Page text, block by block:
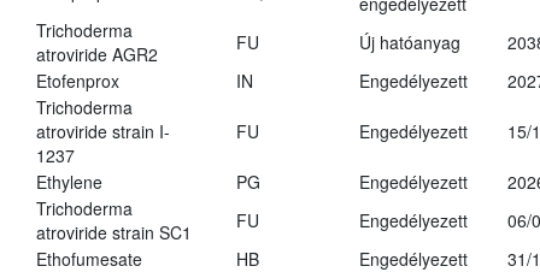
Trichoderma
atroviride AGR2
FU Új hatóanyag
Etofenprox
IN Engedélyezett
Trichoderma
atroviride strain I-
1237
FU Engedélyezett 15/
Ethylene PG Engedélyezett
Trichoderma
atroviride strain SC1
FU Engedélyezett
06/
Ethofumesate
HB Engedélyezett
31/